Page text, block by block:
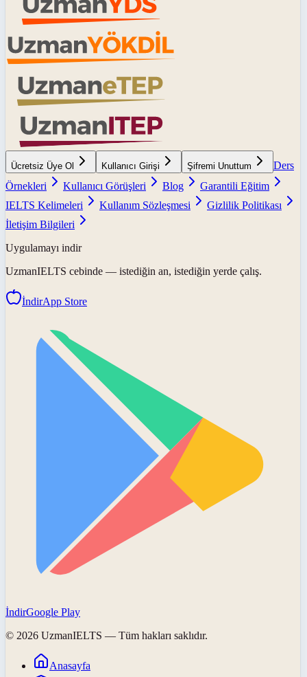
Ücretsiz Üye Ol Kullanıcı Girişi Şifremi Unuttum
Ders
Örnekleri
Kullanıcı Görüşleri Blog
Garantili Eğitim
IELTS Kelimeleri
Kullanım Sözleşmesi
Gizlilik Politikası
İletişim Bilgileri
Uygulamayı indir
UzmanIELTS cebinde — istediğin an, istediğin yerde çalış.
İndirApp Store
İndirGoogle Play
© 2026 UzmanIELTS — Tüm hakları saklıdır.
Anasayfa